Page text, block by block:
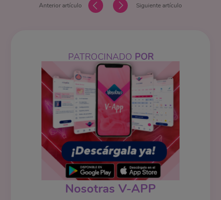
Anterior artículo Siguiente artículo
PATROCINADO POR
Nosotras V-APP